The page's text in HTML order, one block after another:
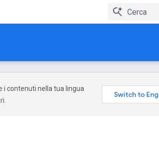
i contenuti nella tua lingua